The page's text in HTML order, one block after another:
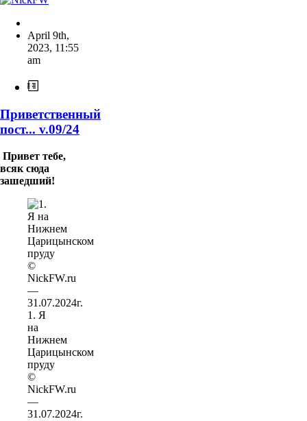
April 9th,
2023, 11:55
am
Приветственный
пост... v.09/24
Привет тебе,
всяк сюда
зашедший!
1. Я
на
Нижнем
Царицынском
пруду
©
NickFW.ru
—
31.07.2024г.